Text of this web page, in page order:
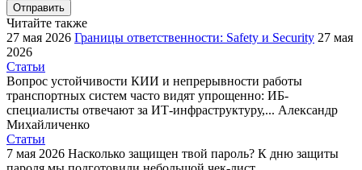
Отправить
Читайте также
27 мая 2026 Границы ответственности: Safety и Security 27 мая
2026
Статьи
Вопрос устойчивости КИИ и непрерывности работы
транспортных систем часто видят упрощенно: ИБ-
специалисты отвечают за ИТ-инфраструктуру,... Александр
Михайличенко
Статьи
7 мая 2026 Насколько защищен твой пароль? К дню защиты